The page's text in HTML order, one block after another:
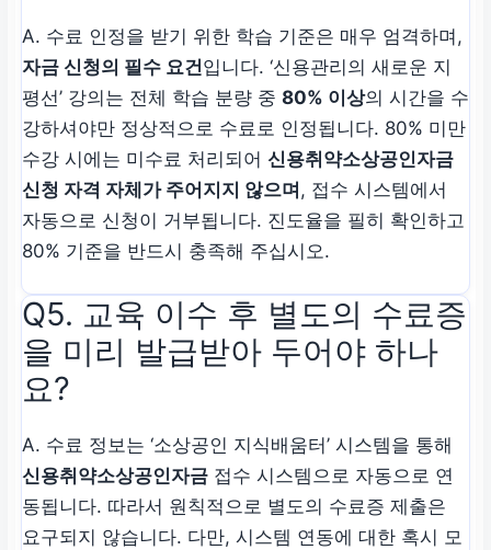
A. 수료 인정을 받기 위한 학습 기준은 매우 엄격하며,
자금 신청의 필수 요건입니다. ‘신용관리의 새로운 지
평선’ 강의는 전체 학습 분량 중 80% 이상의 시간을 수
강하셔야만 정상적으로 수료로 인정됩니다. 80% 미만
수강 시에는 미수료 처리되어 신용취약소상공인자금
신청 자격 자체가 주어지지 않으며, 접수 시스템에서
자동으로 신청이 거부됩니다. 진도율을 필히 확인하고
80% 기준을 반드시 충족해 주십시오.
Q5. 교육 이수 후 별도의 수료증
을 미리 발급받아 두어야 하나
요?
A. 수료 정보는 ‘소상공인 지식배움터’ 시스템을 통해
신용취약소상공인자금 접수 시스템으로 자동으로 연
동됩니다. 따라서 원칙적으로 별도의 수료증 제출은
요구되지 않습니다. 다만, 시스템 연동에 대한 혹시 모